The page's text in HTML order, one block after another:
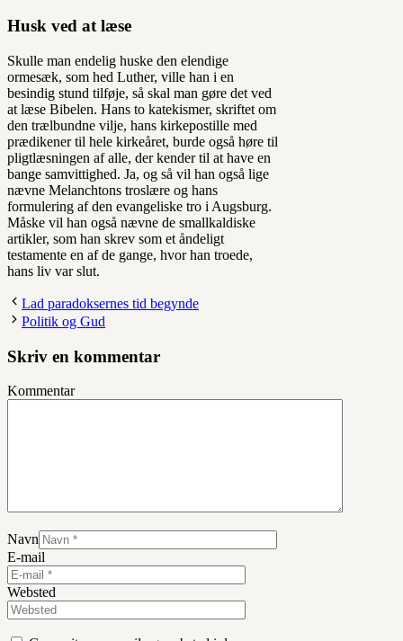
Husk ved at læse
Skulle man endelig huske den elendige
ormesæk, som hed Luther, ville han i en
besindig stund tilføje, så skal man gøre det ved
at læse Bibelen. Hans to katekismer, skriftet om
den trælbundne vilje, hans kirkepostille med
prædikener til hele kirkeåret, burde også høre til
pligtlæsningen af alle, der kender til at have en
bange samvittighed. Ja, og så vil han også lige
nævne Melanchtons troslære og hans
formulering af den evangeliske tro i Augsburg.
Måske vil han også nævne de smallkaldiske
artikler, som han skrev som et åndeligt
testamente en af de gange, hvor han troede,
hans liv var slut.
Lad paradoksernes tid begynde
Politik og Gud
Skriv en kommentar
Kommentar
Navn
E-mail
Websted